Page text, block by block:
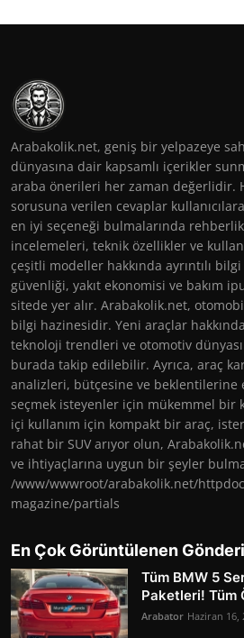
Arabakolik.net, geniş bir yelpazeye
dünyasına dair kapsamlı içerikler
araba önerileri her zaman değerlidir.
sorusuna verilen cevaplar
en iyi seçeneği bulmalarında
incelemeleri, teknik özellikler ve
çeşitli modeller hakkında ayrıntılı
güvenliği, yakıt ekonomisi ve bakım
sitede yer alır. Arabakolik.net,
bilgi hazinesidir. Yeni araçlar
teknoloji trendleri ve otomotiv
burada takip edilebilir. Ayrıca, araç
analizleri, bütçesine ve beklentilerine
seçmek isteyenler için mükemmel bir
içi kullanım için kompakt bir araç,
rahat bir SUV arıyor olun,
ve ihtiyaçlarına uygun bir şeyler
/www/wwwroot/arabakolik.net/
magazine/partials
En Çok Görüntülenen
Tüm BMW 5
Paketleri! Tüm
Arabator Haziran 16,